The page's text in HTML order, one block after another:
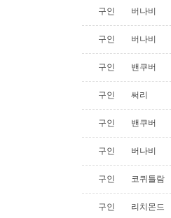
구인 버나비
구인 버나비
구인 밴쿠버
구인 써리
구인 밴쿠버
구인 버나비
구인 코퀴틀람
구인 리치몬드